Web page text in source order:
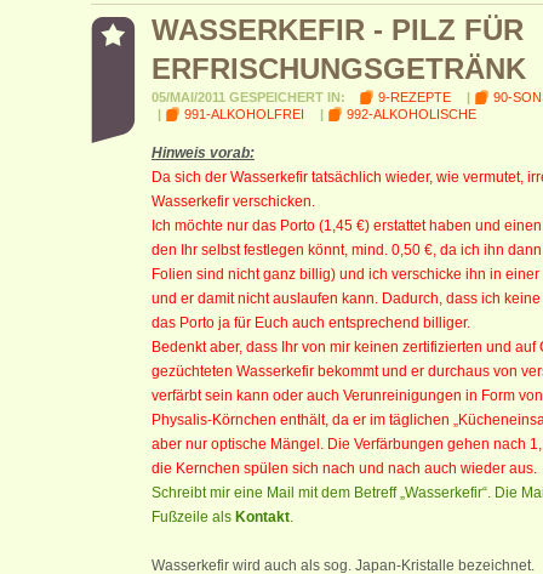
WASSERKEFIR - PILZ FÜR
ERFRISCHUNGSGETRÄNK
05/MAI/2011 GESPEICHERT IN: 9-REZEPTE |
90-
|
991-ALKOHOLFREI | 992-ALKOHOLISCHE
Hinweis vorab:
Da sich der Wasserkefir tatsächlich wieder, wie vermutet,
Wasserkefir verschicken.
Ich möchte nur das Porto (1,45 €) erstattet haben und
den Ihr selbst festlegen könnt, mind. 0,50 €, da ich ihn
Folien sind nicht ganz billig) und ich verschicke ihn in
und er damit nicht auslaufen kann. Dadurch, dass ich
das Porto ja für Euch auch entsprechend billiger.
Bedenkt aber, dass Ihr von mir keinen zertifizierten und auf
gezüchteten Wasserkefir bekommt und er durchaus von
verfärbt sein kann oder auch Verunreinigungen in Form
Physalis-Körnchen enthält, da er im täglichen
aber nur optische Mängel. Die Verfärbungen gehen nach
die Kernchen spülen sich nach und nach auch wieder aus.
Schreibt mir eine Mail mit dem Betreff „Wasserkefir“. Die
Fußzeile als Kontakt.
Wasserkefir wird auch als sog. Japan-Kristalle bezeichnet.